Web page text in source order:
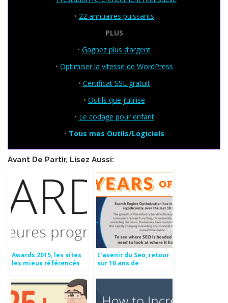
• 22 annuaires puissants
PLUS
• Gagnez plus d’argent
• Optimiser la vitesse de WordPress
• Certificat SSL gratuit
• Outils que j’utilise
• Le codage pour enfant
• Tous mes Outils/Logiciels
Avant De Partir, Lisez Aussi:
Awards 2015, les sites
les mieux référencés
L’avenir du Seo, retour
sur 10 ans de
facteurs influeront
2016 ?